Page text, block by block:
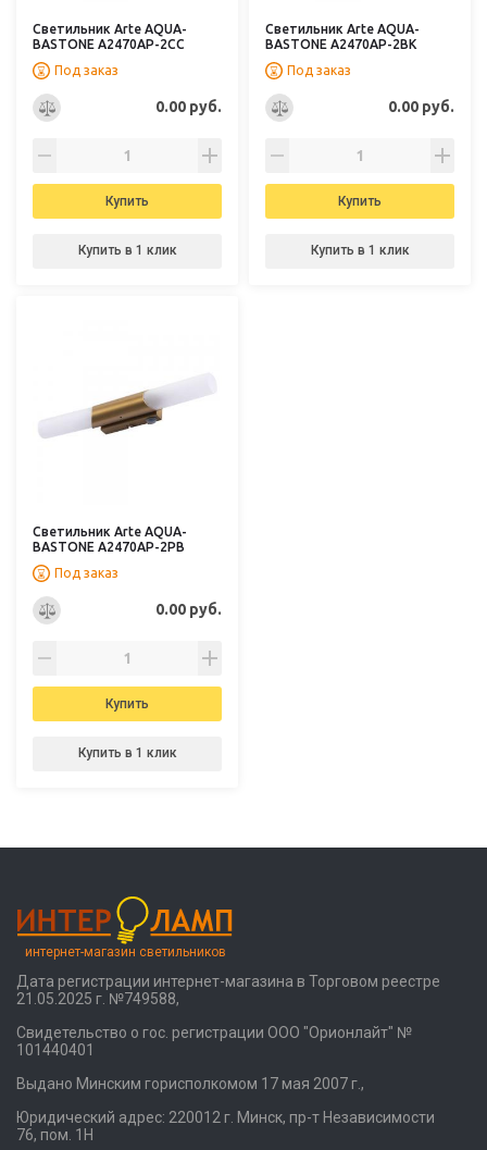
Светильник Arte AQUA-
BASTONE A2470AP-2CC
Под заказ
0.00 руб.
Купить
Купить в 1 клик
Светильник Arte AQUA-
BASTONE A2470AP-2BK
Под заказ
0.00 руб.
Купить
Купить в 1 клик
Светильник Arte AQUA-
BASTONE A2470AP-2PB
Под заказ
0.00 руб.
Купить
Купить в 1 клик
интернет-магазин светильников
Дата регистрации интернет-магазина в Торговом реестре
21.05.2025 г. №749588,
Свидетельство о гос. регистрации ООО "Орионлайт" №
101440401
Выдано Минским горисполкомом 17 мая 2007 г.,
Юридический адрес: 220012 г. Минск, пр-т Независимости
76, пом. 1Н